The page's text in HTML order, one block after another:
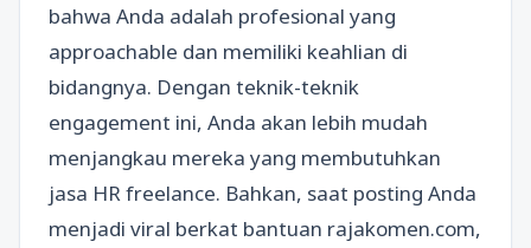
bahwa Anda adalah profesional yang
approachable dan memiliki keahlian di
bidangnya. Dengan teknik-teknik
engagement ini, Anda akan lebih mudah
menjangkau mereka yang membutuhkan
jasa HR freelance. Bahkan, saat posting Anda
menjadi viral berkat bantuan rajakomen.com,